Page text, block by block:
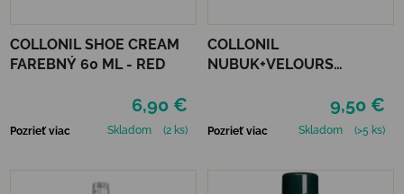
COLLONIL SHOE CREAM
FAREBNÝ 60 ML - RED
6,90 €
Pozrieť viac Skladom (2 ks)
COLLONIL
NUBUK+VELOURS
9,50 €
Pozrieť viac Skladom (>5 ks)